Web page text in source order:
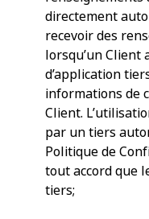
directement
recevoir des
lorsqu’un
d’application
informations de
Client.
par un tiers
Politique de
tout accord que
tiers;